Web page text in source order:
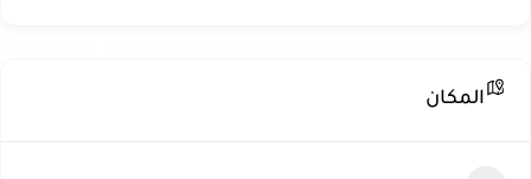
المكان